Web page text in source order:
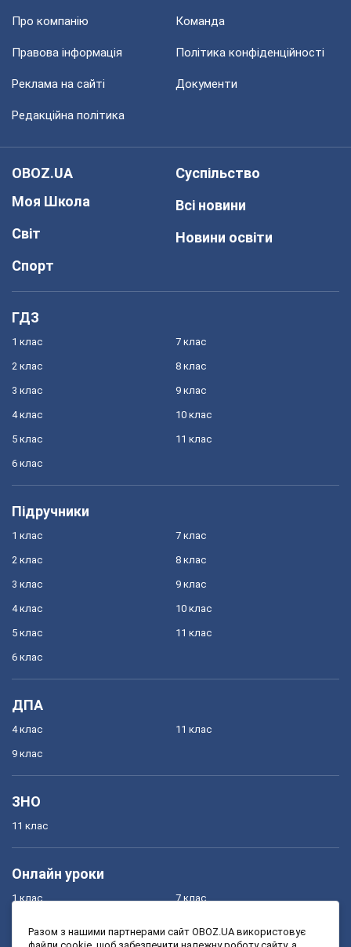
Про компанію Команда
Правова інформація Політика конфіденційності
Реклама на сайті Документи
Редакційна політика
OBOZ.UA
Моя Школа
Світ
Спорт
Суспільство
Всі новини
Новини освіти
ГДЗ
1 клас
2 клас
3 клас
4 клас
5 клас
6 клас
7 клас
8 клас
9 клас
10 клас
11 клас
Підручники
1 клас
2 клас
3 клас
4 клас
5 клас
6 клас
7 клас
8 клас
9 клас
10 клас
11 клас
ДПА
4 клас
9 клас
11 клас
ЗНО
11 клас
Онлайн уроки
1 клас 7 клас
Разом з нашими партнерами сайт OBOZ.UA використовує